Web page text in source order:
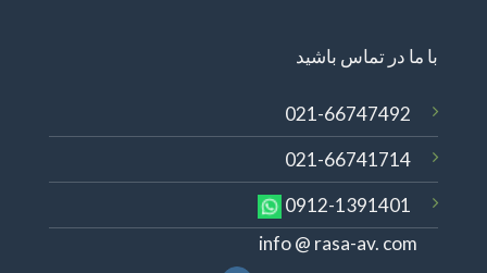
با ما در تماس باشید
021-66747492
021-66741714
0912-1391401
info @ rasa-av. com